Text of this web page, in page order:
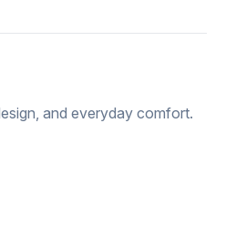
and everyday comfort.